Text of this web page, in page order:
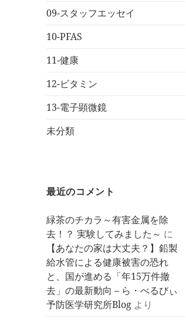
09-スタッフエッセイ
10-PFAS
11-健康
12-ビタミン
13-電子顕微鏡
未分類
最近のコメント
緑茶のチカラ～有害金属を除
去！？ 実験してみました～ に
【あなたの家は大丈夫？】鉛製
給水管による健康被害の恐れ
と、国が進める「年15万件撤
去」の最新動向 – ら・べるびぃ
予防医学研究所Blog より